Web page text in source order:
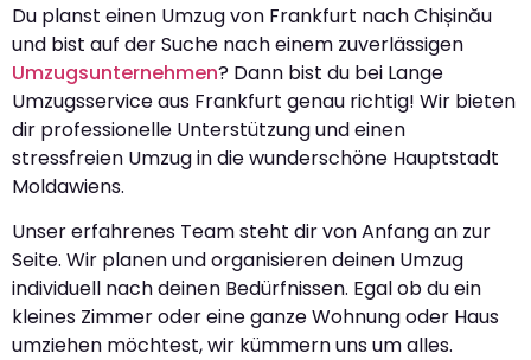
Du planst einen Umzug von Frankfurt nach Chișinău
und bist auf der Suche nach einem zuverlässigen
Umzugsunternehmen? Dann bist du bei Lange
Umzugsservice aus Frankfurt genau richtig! Wir bieten
dir professionelle Unterstützung und einen
stressfreien Umzug in die wunderschöne Hauptstadt
Moldawiens.
Unser erfahrenes Team steht dir von Anfang an zur
Seite. Wir planen und organisieren deinen Umzug
individuell nach deinen Bedürfnissen. Egal ob du ein
kleines Zimmer oder eine ganze Wohnung oder Haus
umziehen möchtest, wir kümmern uns um alles.